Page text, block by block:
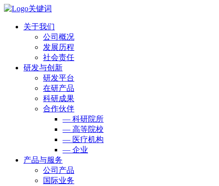
关于我们
公司概况
发展历程
社会责任
研发与创新
研发平台
在研产品
科研成果
合作伙伴
— 科研院所
— 高等院校
— 医疗机构
— 企业
产品与服务
公司产品
国际业务